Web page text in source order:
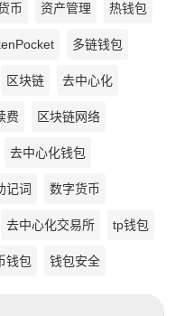
币 资产管理 热钱包
多链钱包
区块链 去中心化
费 区块链网络
去中心化钱包
记词 数字货币
去中心化交易所 tp钱包
钱包 钱包安全